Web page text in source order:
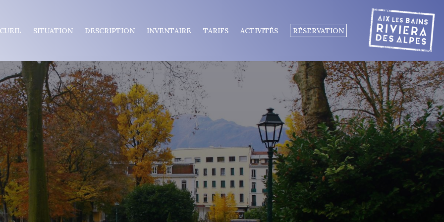
SITUATION DESCRIPTION INVENTAIRE TARIFS ACTIVITÉS RÉSERVATION